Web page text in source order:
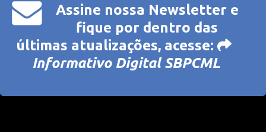
Assine nossa Newsletter e
fique por dentro das
últimas atualizações, acesse:
Informativo Digital SBPCML